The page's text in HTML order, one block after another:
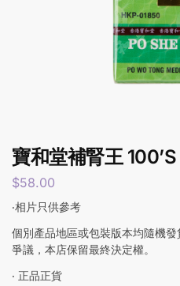
寶和堂補腎王 100’S
$58.00
‧相片只供參考
個別產品地區或包裝版本均隨機
爭議，本店保留最終決定權。
‧ 正品正貨